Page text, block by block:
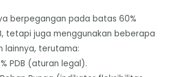
berpegangan pada batas 60%
tetapi juga menggunakan beberapa
lainnya, terutama:
PDB (aturan legal).